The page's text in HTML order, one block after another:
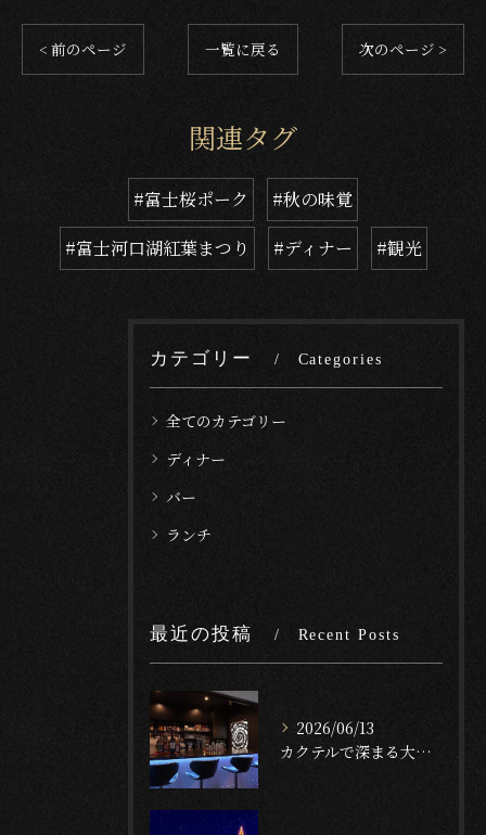
< 前のページ 一覧に戻る 次のページ >
関連タグ
#富士桜ポーク
#秋の味覚
#富士河口湖紅葉まつり
#ディナー #観光
カテゴリー Categories
全てのカテゴリー
ディナー
バー
ランチ
最近の投稿 Recent Posts
2026/06/13
カクテルで深まる大人時間富士河口湖町のバーで楽しむナイトライフの魅力